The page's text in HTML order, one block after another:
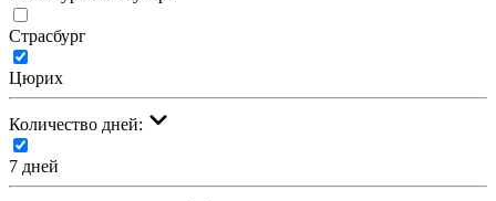
Страсбург
Цюрих
Количество дней:
7 дней